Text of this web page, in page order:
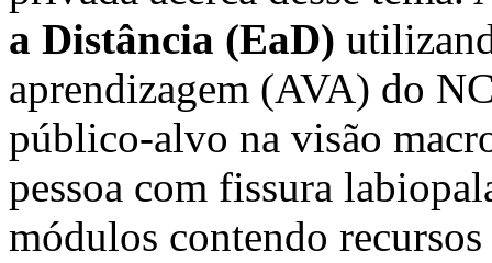
a Distância (EaD)
aprendizagem (AVA) do
público-alvo na visão
pessoa com fissura
módulos contendo